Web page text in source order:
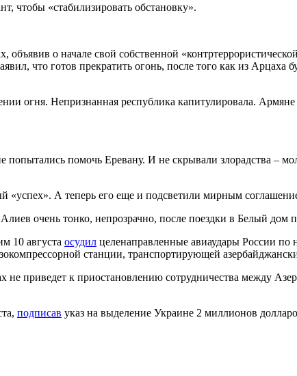
чтобы «стабилизировать обстановку».
объявив о начале свой собственной
что готов прекратить огонь, после того как из Арцаха
огня. Непризнанная республика капитулировала. Армяне
попытались помочь Еревану. И не скрывали злорадства –
А теперь его еще и подсветили мирным
очень тонко, непрозрачно, после поездки в Белый дом
10 августа осудил целенаправленные авиаудары России по
станции, транспортирующей
не приведет к приостановлению сотрудничества между
подписав указ на выделение Украине 2 миллионов